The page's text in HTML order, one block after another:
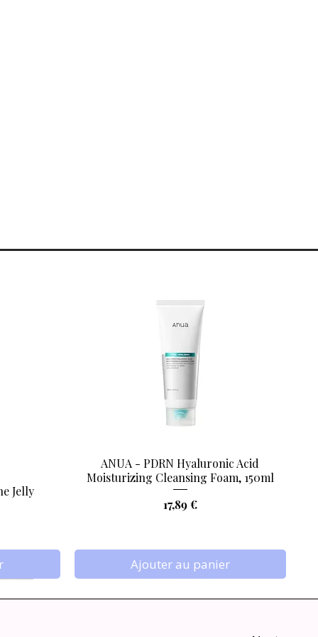
Jelly
Aperçu rapide
ANUA - PDRN Hyaluronic Acid
Moisturizing Cleansing Foam, 150ml
Prix
17,89 €
Ajouter au panier